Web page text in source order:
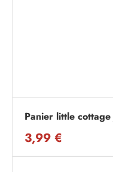
Panier little
3,99 €